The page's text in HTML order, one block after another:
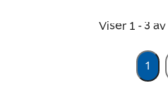
Viser 1 - 3 av
1